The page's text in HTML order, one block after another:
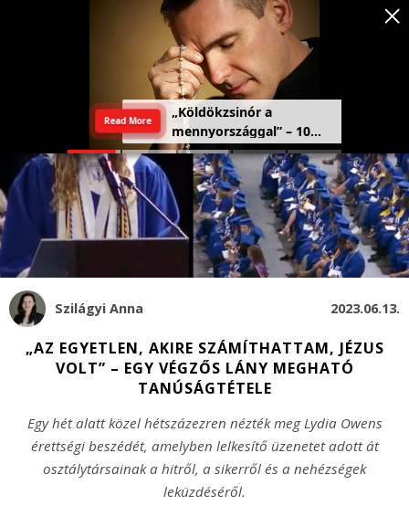
Szilágyi Anna 2023.06.13.
„AZ EGYETLEN, AKIRE SZÁMÍTHATTAM, JÉZUS
VOLT” – EGY VÉGZŐS LÁNY MEGHATÓ
TANÚSÁGTÉTELE
Egy hét alatt közel hétszázezren nézték meg Lydia Owens
érettségi beszédét, amelyben lelkesítő üzenetet adott át
osztálytársainak a hitről, a sikerről és a nehézségek
leküzdéséről.
Szeretetország: a haza,
amely a szívben kezdődik
Read More